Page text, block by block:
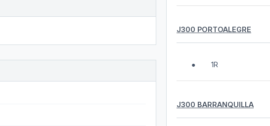
J300 PORTOALEGRE
● 1R
J300 BARRANQUILLA